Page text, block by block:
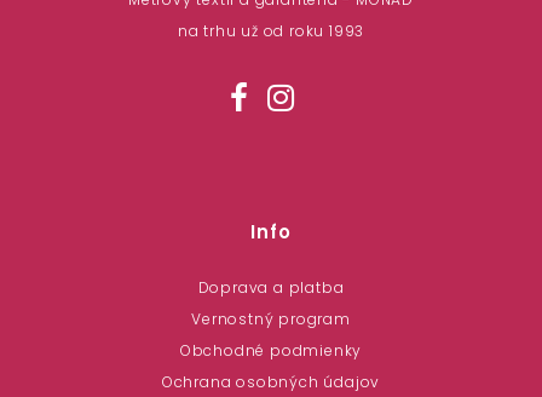
na trhu už od roku 1993
Info
Doprava a platba
Vernostný program
Obchodné podmienky
Ochrana osobných údajov